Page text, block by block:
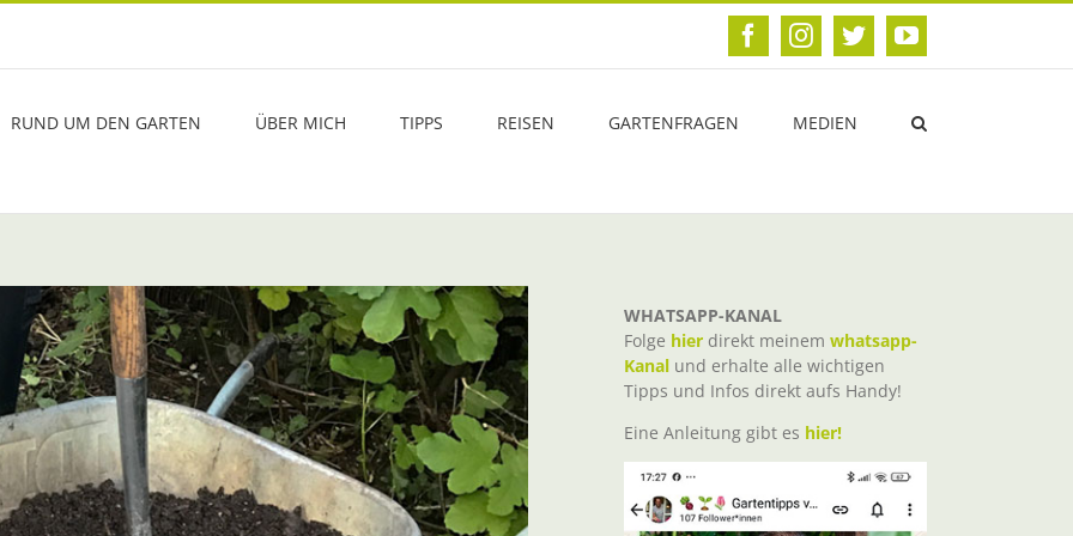
FacebookInstagram
TwitterYouTube
RUND UM DEN GARTEN ÜBER MICH TIPPS REISEN GARTENFRAGEN MEDIEN
WHATSAPP-KANAL
Folge hier direkt meinem whatsapp-
Kanal und erhalte alle wichtigen
Tipps und Infos direkt aufs Handy!
Eine Anleitung gibt es hier!